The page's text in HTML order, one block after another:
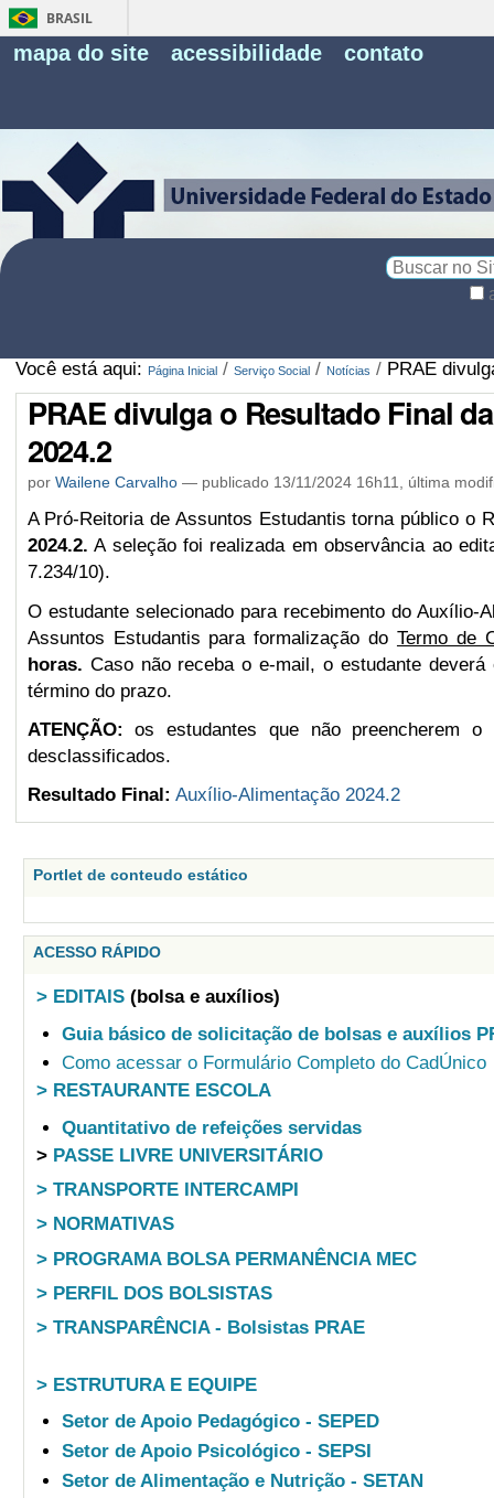
BRASIL
mapa do site acessibilidade contato
Você está aqui: Página Inicial / Serviço Social / Notícias / PRAE
PRAE divulga o Resultado Final
2024.2
por Wailene Carvalho— publicado13/11/2024 16h11, última
A Pró-Reitoria de Assuntos Estudantis torna público o
2024.2. A seleção foi realizada em observância ao
7.234/10).
O estudante selecionado para recebimento do
Assuntos Estudantis para formalização do Termo de
horas. Caso não receba o e-mail, o estudante
término do prazo.
ATENÇÃO:os estudantes que não preencherem
desclassificados.
Resultado Final: Auxílio-Alimentação 2024.2
Portlet de conteudo estático
ACESSO RÁPIDO
> EDITAIS (bolsa e auxílios)
Guia básico de solicitação de bolsas e auxílios
Como acessar o Formulário Completo do CadÚnico
> RESTAURANTE ESCOLA
Quantitativo de refeições servidas
> PASSE LIVRE UNIVERSITÁRIO
> TRANSPORTE INTERCAMPI
> NORMATIVAS
> PROGRAMA BOLSA PERMANÊNCIA MEC
> PERFIL DOS BOLSISTAS
> TRANSPARÊNCIA - Bolsistas PRAE
> ESTRUTURA E EQUIPE
Setor de Apoio Pedagógico - SEPED
Setor de Apoio Psicológico - SEPSI
Setor de Alimentação e Nutrição - SETAN